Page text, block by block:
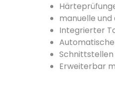
manuelle
Integrierter
Erweiterbar